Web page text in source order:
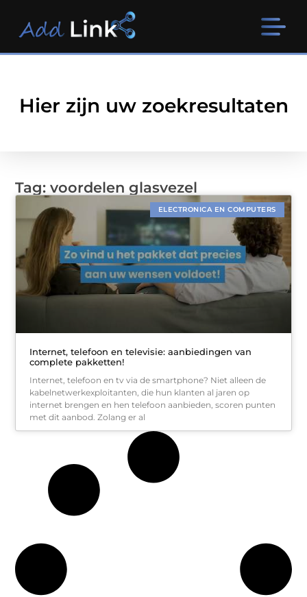
Hier zijn uw zoekresultaten
Tag: voordelen glasvezel
ELECTRONICA EN COMPUTERS
Internet, telefoon en televisie: aanbiedingen van
complete pakketten!
Internet, telefoon en tv via de smartphone? Niet alleen de
kabelnetwerkexploitanten, die hun klanten al jaren op
internet brengen en hen telefoon aanbieden, scoren punten
met dit aanbod. Zolang er al